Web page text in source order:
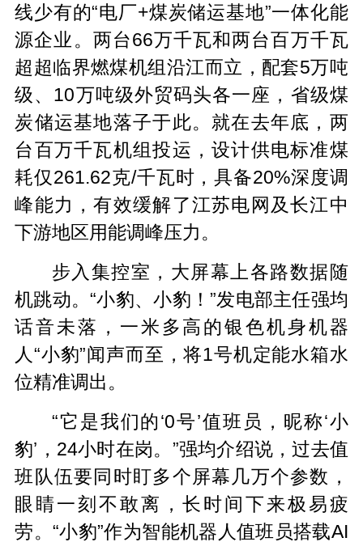
线少有的“电厂+煤炭储运基地”一体化能
源企业。两台66万千瓦和两台百万千瓦
超超临界燃煤机组沿江而立，配套5万吨
级、10万吨级外贸码头各一座，省级煤
炭储运基地落子于此。就在去年底，两
台百万千瓦机组投运，设计供电标准煤
耗仅261.62克/千瓦时，具备20%深度调
峰能力，有效缓解了江苏电网及长江中
下游地区用能调峰压力。
步入集控室，大屏幕上各路数据随
机跳动。“小豹、小豹！”发电部主任强均
话音未落，一米多高的银色机身机器
人“小豹”闻声而至，将1号机定能水箱水
位精准调出。
“它是我们的‘0号’值班员，昵称‘小
豹’，24小时在岗。”强均介绍说，过去值
班队伍要同时盯多个屏幕几万个参数，
眼睛一刻不敢离，长时间下来极易疲
劳。“小豹”作为智能机器人值班员搭载AI